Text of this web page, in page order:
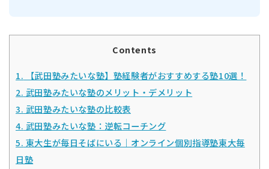
Contents
1. 【武田塾みたいな塾】塾経験者がおすすめする塾10選！
2. 武田塾みたいな塾のメリット・デメリット
3. 武田塾みたいな塾の比較表
4. 武田塾みたいな塾：逆転コーチング
5. 東大生が毎日そばにいる｜オンライン個別指導塾東大毎
日塾